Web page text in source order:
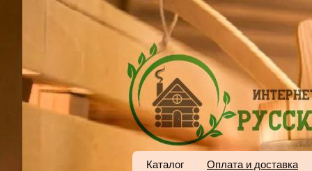
Каталог
Оплата и доставка